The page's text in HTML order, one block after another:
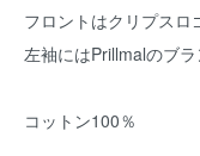
フロントはクリプスロ
左袖にはPrillmalのブラ
コットン100％